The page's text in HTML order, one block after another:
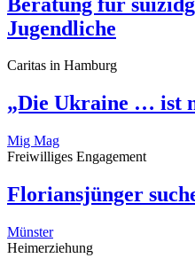
Jugendliche
Caritas in Hamburg
„Die Ukraine … ist
Mig Mag
Freiwilliges Engagement
Floriansjünger
Münster
Heimerziehung